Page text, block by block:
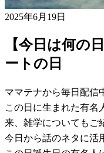
2025年6月19日
【今日は何の
ートの日
ママテナから毎日配信
この日に生まれた有名
来、雑学についてもご
今日から話のネタに活